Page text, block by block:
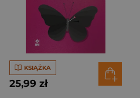
KSIĄŻKA
25,99 zł